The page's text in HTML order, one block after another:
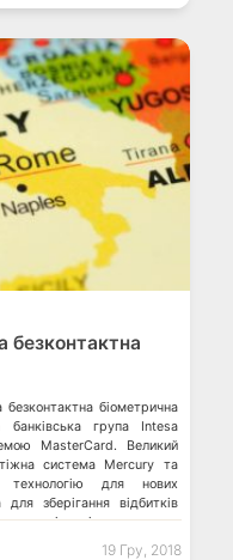
безконтактна
біометрична
банківська група Intesa
MasterCard. Великий
система Mercury та
технологію для нових
зберігання відбитків
світу матимуть
19 Гру, 2018